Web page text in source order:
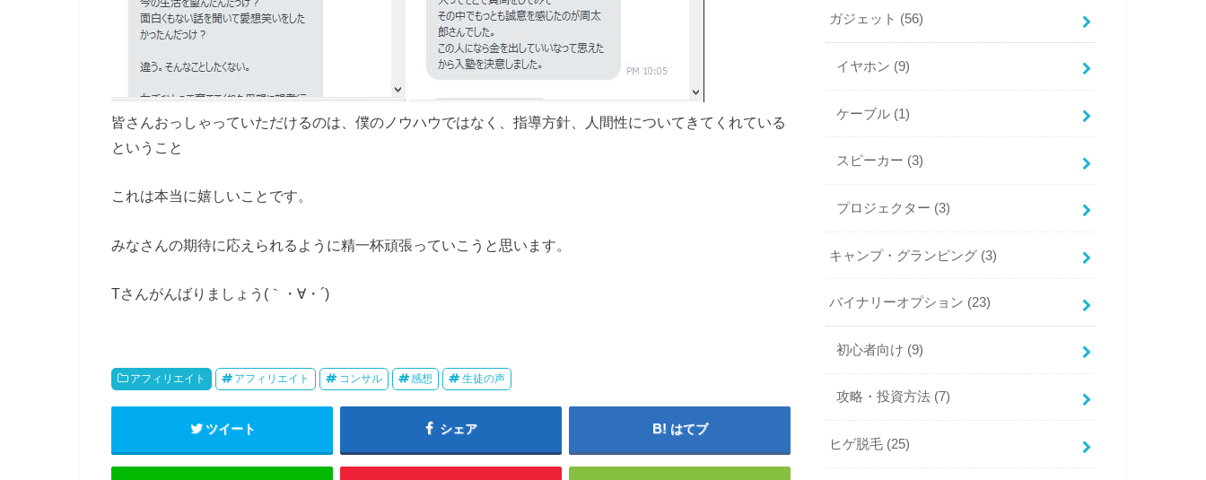
皆さんおっしゃっていただけるのは、僕のノウハウではなく、指導方針、人間性についてきてくれている
ということ
これは本当に嬉しいことです。
みなさんの期待に応えられるように精一杯頑張っていこうと思います。
Tさんがんばりましょう(｀・∀・´)
アフィリエイト アフィリエイト コンサル 感想 生徒の声
ツイート シェア はてブ
ガジェット (56)
イヤホン (9)
ケーブル (1)
スピーカー (3)
プロジェクター (3)
キャンプ・グランピング (3)
バイナリーオプション (23)
初心者向け (9)
攻略・投資方法 (7)
ヒゲ脱毛 (25)